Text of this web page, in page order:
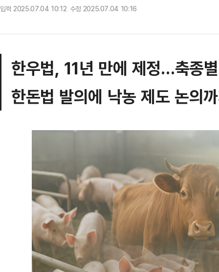
입력 2025.07.04 10:12 수정 2025.07.04 10:16
한우법, 11년 만에 제정…축종
한돈법 발의에 낙농 제도 논의